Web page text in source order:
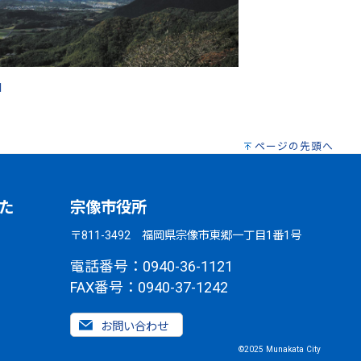
ページの先頭へ
宗像市役所
〒811-3492 福岡県宗像市東郷一丁目1番1号
電話番号：0940-36-1121
FAX番号：0940-37-1242
お問い合わせ
©2025 Munakata City